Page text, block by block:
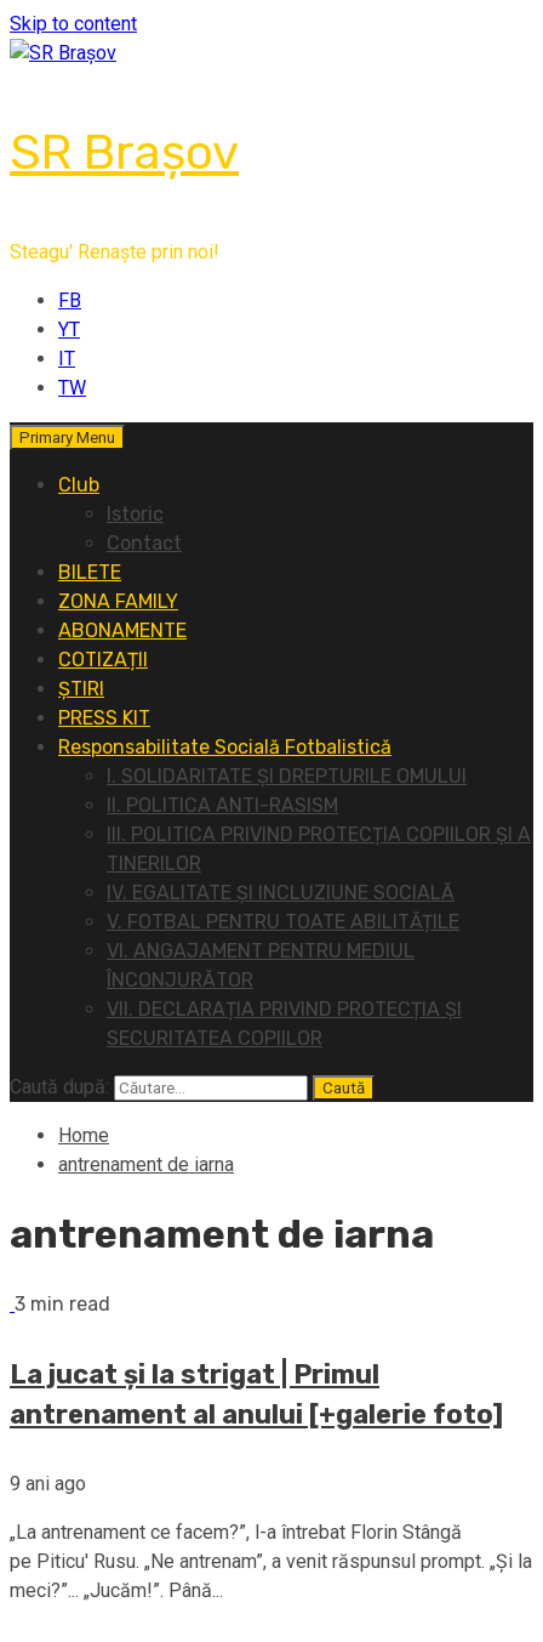
Skip to content
SR Brașov
Steagu' Renaște prin noi!
FB
YT
IT
TW
Primary Menu
Club
Istoric
Contact
BILETE
ZONA FAMILY
ABONAMENTE
COTIZAȚII
ȘTIRI
PRESS KIT
Responsabilitate Socială Fotbalistică
I. SOLIDARITATE ȘI DREPTURILE OMULUI
II. POLITICA ANTI-RASISM
III. POLITICA PRIVIND PROTECȚIA COPIILOR ȘI A
TINERILOR
IV. EGALITATE ȘI INCLUZIUNE SOCIALĂ
V. FOTBAL PENTRU TOATE ABILITĂȚILE
VI. ANGAJAMENT PENTRU MEDIUL
ÎNCONJURĂTOR
VII. DECLARAȚIA PRIVIND PROTECȚIA ȘI
SECURITATEA COPIILOR
Caută după:
Home
antrenament de iarna
antrenament de iarna
3 min read
La jucat și la strigat | Primul
antrenament al anului [+galerie foto]
9 ani ago
„La antrenament ce facem?”, l-a întrebat Florin Stângă
pe Piticu' Rusu. „Ne antrenam”, a venit răspunsul prompt. „Și la
meci?”... „Jucăm!”. Până...